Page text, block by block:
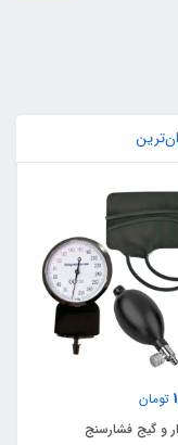
تومان
و گیج فشارسنج